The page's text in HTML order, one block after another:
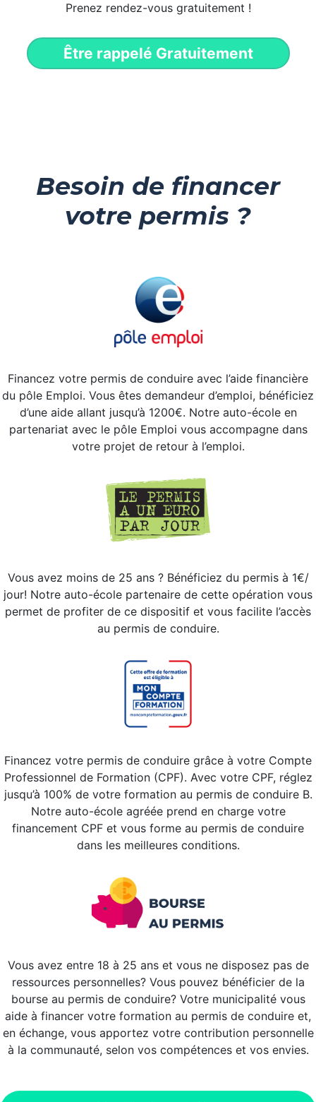
Prenez rendez-vous gratuitement !
Être rappelé Gratuitement
Besoin de financer
votre permis ?
Financez votre permis de conduire avec l’aide financière
du pôle Emploi. Vous êtes demandeur d’emploi, bénéficiez
d’une aide allant jusqu’à 1200€. Notre auto-école en
partenariat avec le pôle Emploi vous accompagne dans
votre projet de retour à l’emploi.
Vous avez moins de 25 ans ? Bénéficiez du permis à 1€/
jour! Notre auto-école partenaire de cette opération vous
permet de profiter de ce dispositif et vous facilite l’accès
au permis de conduire.
Financez votre permis de conduire grâce à votre Compte
Professionnel de Formation (CPF). Avec votre CPF, réglez
jusqu’à 100% de votre formation au permis de conduire B.
Notre auto-école agréée prend en charge votre
financement CPF et vous forme au permis de conduire
dans les meilleures conditions.
Vous avez entre 18 à 25 ans et vous ne disposez pas de
ressources personnelles? Vous pouvez bénéficier de la
bourse au permis de conduire? Votre municipalité vous
aide à financer votre formation au permis de conduire et,
en échange, vous apportez votre contribution personnelle
à la communauté, selon vos compétences et vos envies.